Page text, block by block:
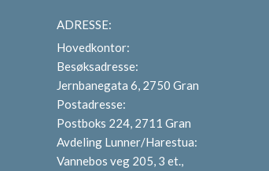
ADRESSE:
Hovedkontor:
Besøksadresse:
Jernbanegata 6, 2750 Gran
Postadresse:
Postboks 224, 2711 Gran
Avdeling Lunner/Harestua:
Vannebos veg 205, 3 et.,